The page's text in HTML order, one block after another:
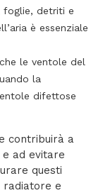
foglie, detriti e
è essenziale
le ventole del
la
difettose
contribuirà a
ad evitare
questi
radiatore e